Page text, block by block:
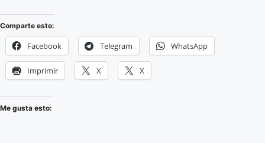
Comparte esto:
Facebook Telegram WhatsApp
Imprimir X X
Me gusta esto: